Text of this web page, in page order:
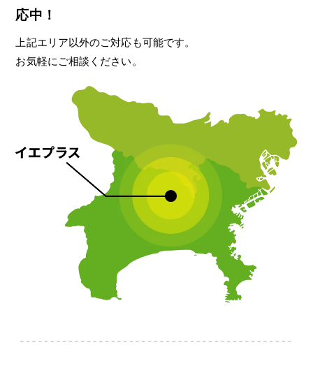
応中！
上記エリア以外のご対応も可能です。
お気軽にご相談ください。